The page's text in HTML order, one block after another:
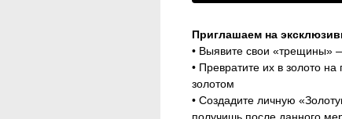
Приглашаем на
• Выявите свои «трещины»
• Превратите их в золото на
золотом
• Создадите личную
получишь после данного